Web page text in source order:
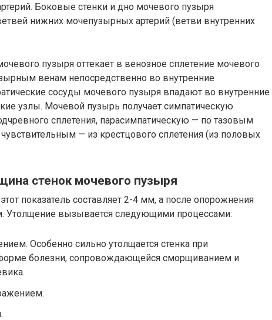
Боковые стенки и дно мочевого пузыря
нижних мочепузырных артерий (ветви внутренних
пузыря оттекает в венозное сплетение мочевого
венам непосредственно во внутренние
сосуды мочевого пузыря впадают во внутренние
узлы. Мочевой пузырь получает симпатическую
сплетения, парасимпатическую — по тазовым
— из крестцового сплетения (из половых
стенок мочевого пузыря
показатель составляет 2-4 мм, а после опорожнения
Утолщение вызывается следующими процессами:
Особенно сильно утолщается стенка при
болезни, сопровождающейся сморщиванием и